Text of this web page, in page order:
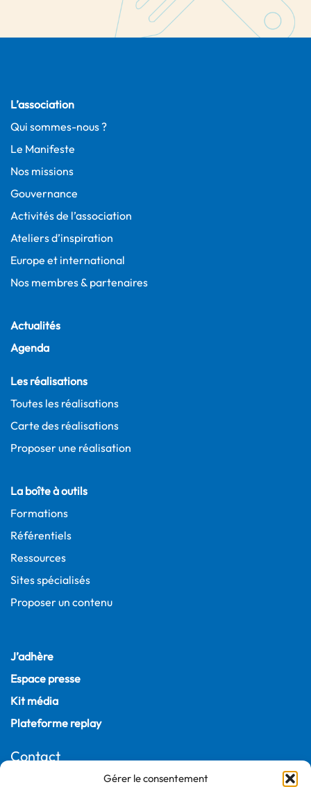
Gérer le consentement
L’association
Qui sommes-nous ?
Le Manifeste
Nos missions
Gouvernance
Activités de l’association
Ateliers d’inspiration
Europe et international
Nos membres & partenaires
Actualités
Agenda
Les réalisations
Toutes les réalisations
Carte des réalisations
Proposer une réalisation
La boîte à outils
Formations
Référentiels
Ressources
Sites spécialisés
Proposer un contenu
J’adhère
Espace presse
Kit média
Plateforme replay
Contact